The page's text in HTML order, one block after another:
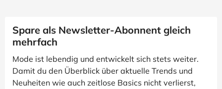
Spare als Newsletter-Abonnent gleich
mehrfach
Mode ist lebendig und entwickelt sich stets weiter.
Damit du den Überblick über aktuelle Trends und
Neuheiten wie auch zeitlose Basics nicht verlierst,